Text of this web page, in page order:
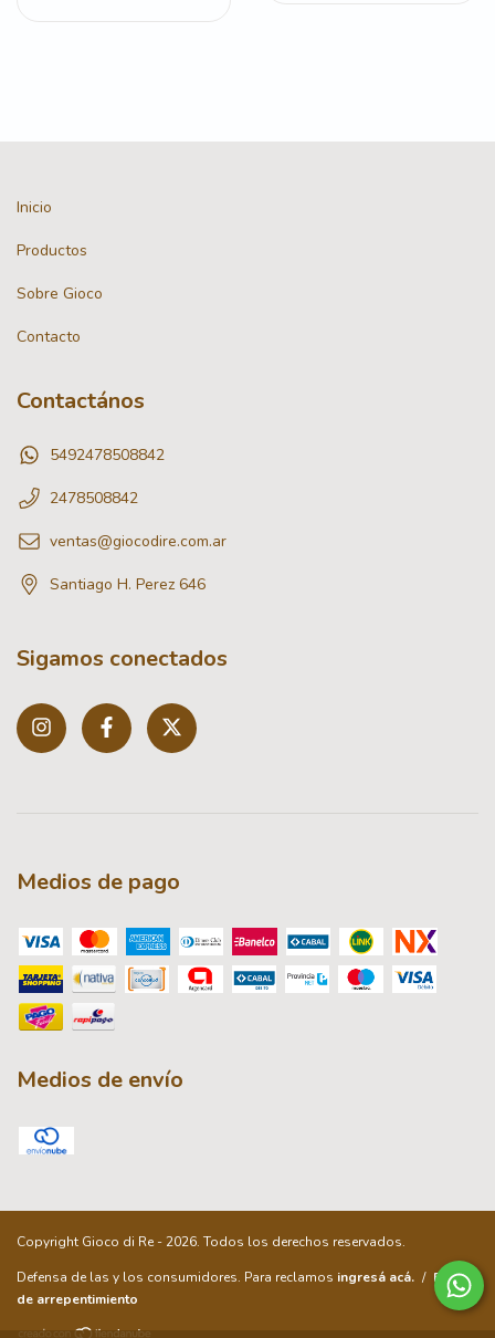
Inicio
Productos
Sobre Gioco
Contacto
Contactános
5492478508842
2478508842
ventas@giocodire.com.ar
Santiago H. Perez 646
Sigamos conectados
Medios de pago
Medios de envío
Copyright Gioco di Re - 2026. Todos los derechos reservados.
Defensa de las y los consumidores. Para reclamos ingresá acá. / Botón
de arrepentimiento